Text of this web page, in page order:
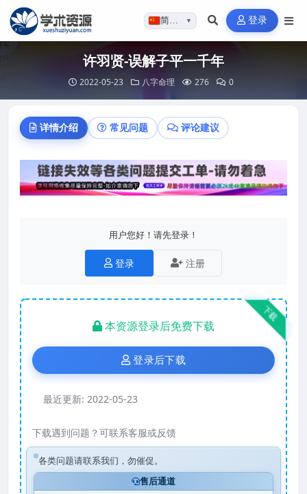
简体…▼ 登录
许羽贤-误解子平一千年
2022-05-23 八字命理 276 0
详情介绍 常见问题 评论建议
用户您好！请先登录！
登录 注册
下载
本资源登录后免费下载
登录后下载
最近更新: 2022-05-23
下载遇到问题？可联系客服或反馈
各类问题请联系我们，勿催促。
售后通道